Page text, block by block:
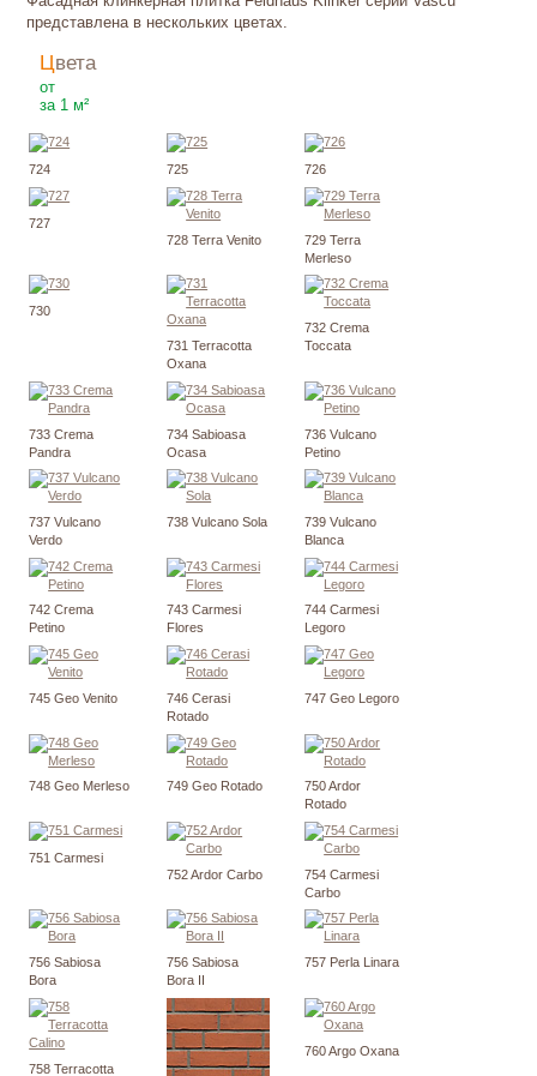
представлена в нескольких цветах.
Цвета
от
за 1 м²
724 725 726
727
728 Terra Venito
729 Terra
Merleso
730
731 Terracotta
Oxana
732 Crema
Toccata
733 Crema
Pandra
734 Sabioasa
Ocasa
736 Vulcano
Petino
737 Vulcano
Verdo
738 Vulcano Sola
739 Vulcano
Blanca
742 Crema
Petino
743 Carmesi
Flores
744 Carmesi
Legoro
745 Geo Venito
746 Cerasi
Rotado
747 Geo Legoro
748 Geo Merleso 749 Geo Rotado
750 Ardor
Rotado
751 Carmesi
752 Ardor Carbo
754 Carmesi
Carbo
756 Sabiosa
Bora
756 Sabiosa
Bora II
757 Perla Linara
758 Terracotta
760 Argo Oxana